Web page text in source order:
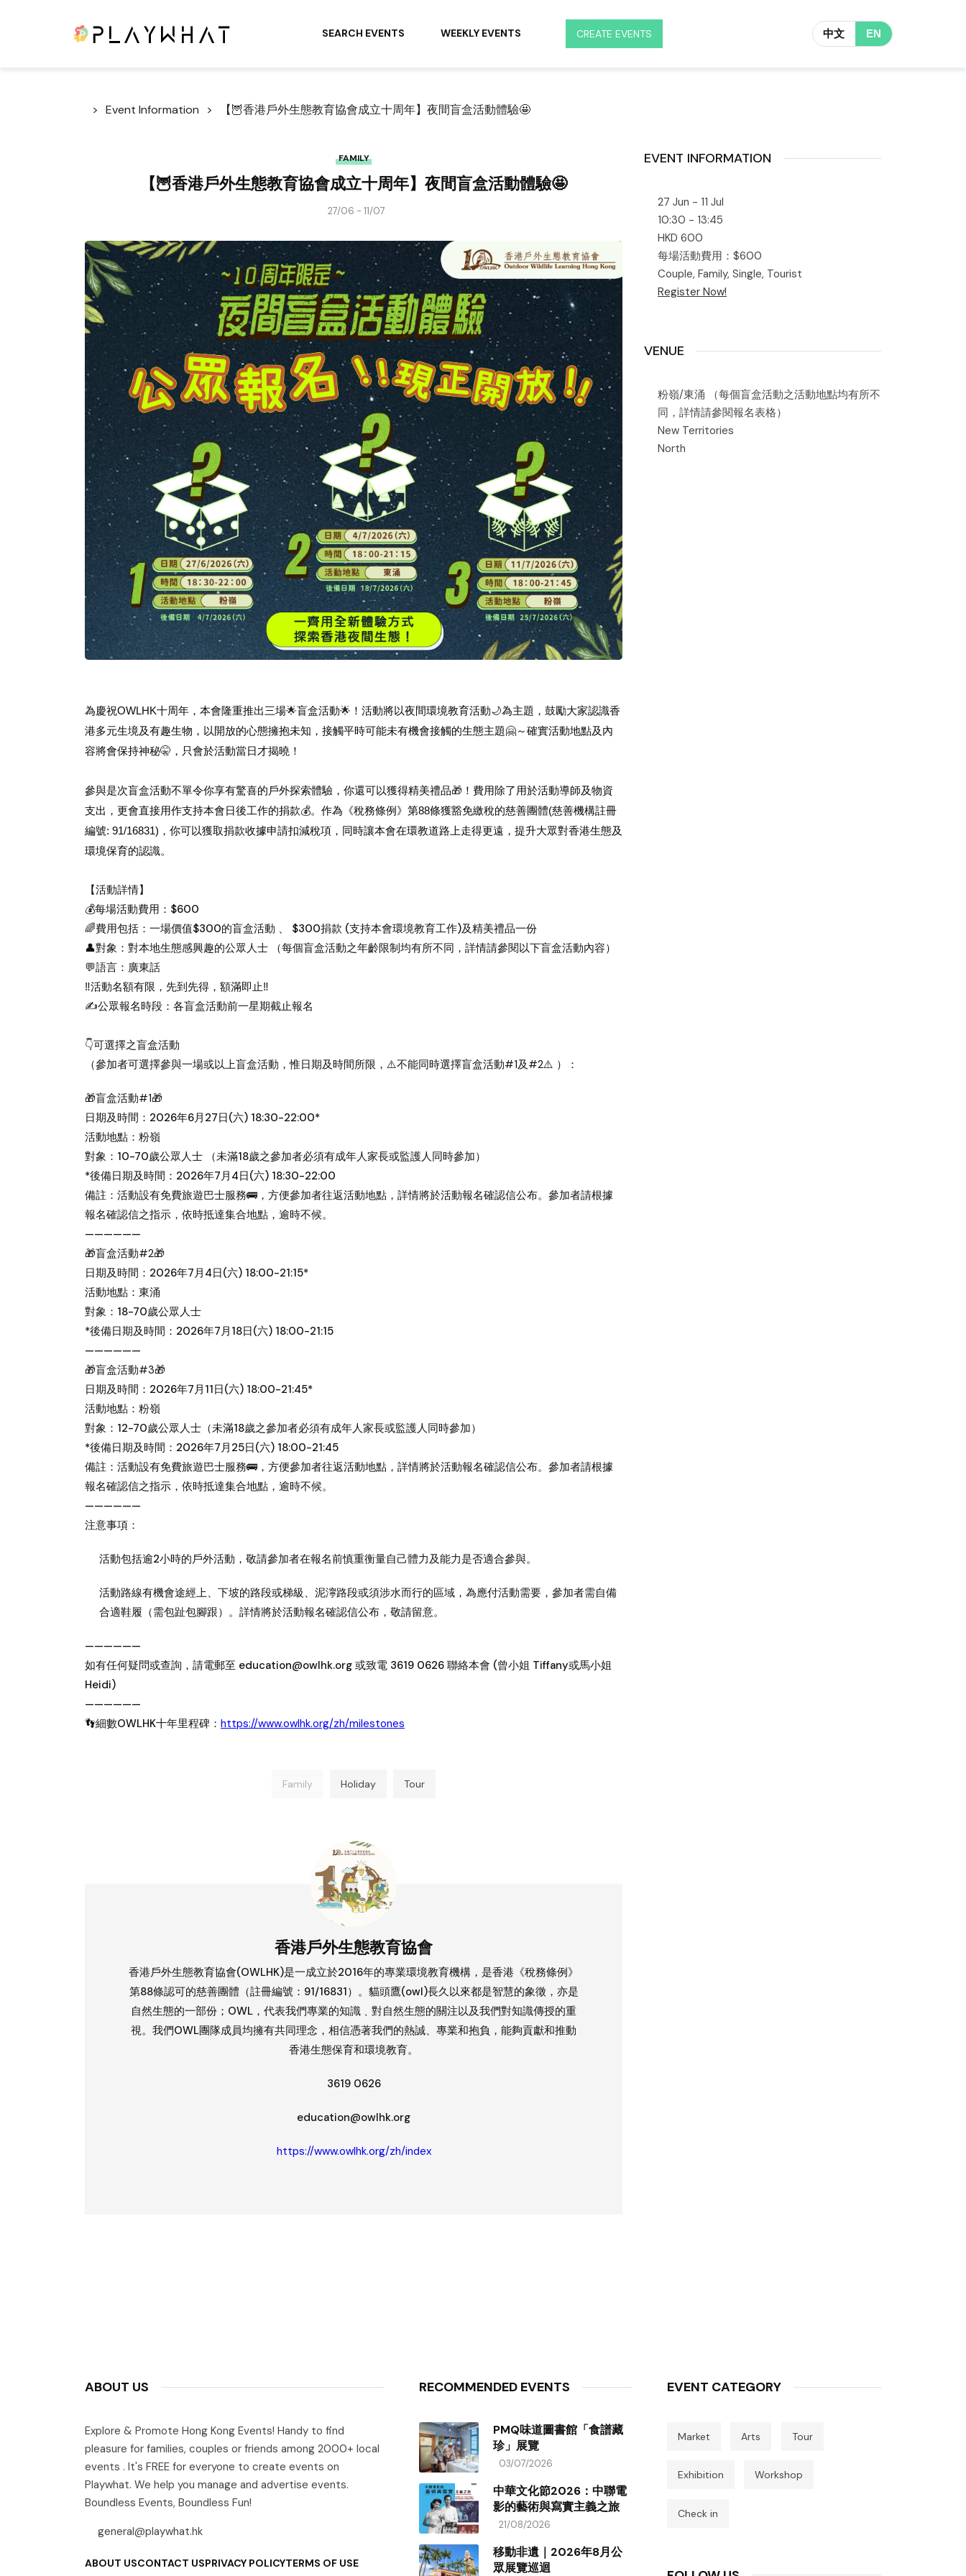
SEARCH EVENTS WEEKLY EVENTS CREATE EVENTS 中文 EN
Event Information 【🦉香港戶外生態教育協會成立十周年】夜間盲盒活動體驗🤩
FAMILY
【🦉香港戶外生態教育協會成立十周年】夜間盲盒活動體驗🤩
27/06 - 11/07
為慶祝OWLHK十周年，本會隆重推出三場🌟盲盒活動🌟 ！活動將以夜間環境教育活動🌙為主題，鼓勵大家認識香
港多元生境及有趣生物，以開放的心態擁抱未知，接觸平時可能未有機會接觸的生態主題🤗～確實活動地點及內
容將會保持神秘🤫 ，只會於活動當日才揭曉！
參與是次盲盒活動不單令你享有驚喜的戶外探索體驗，你還可以獲得精美禮品🎁 ！費用除了用於活動導師及物資
支出，更會直接用作支持本會日後工作的捐款💰。作為《稅務條例》第88條獲豁免繳稅的慈善團體(慈善機構註冊
編號: 91/16831)，你可以獲取捐款收據申請扣減稅項，同時讓本會在環教道路上走得更遠，提升大眾對香港生態及
環境保育的認識。
【活動詳情】
💰每場活動費用：$600
🌈費用包括：一場價值$300的盲盒活動 、 $300捐款 (支持本會環境教育工作)及精美禮品一份
👤對象：對本地生態感興趣的公眾人士 （每個盲盒活動之年齡限制均有所不同，詳情請參閱以下盲盒活動內容）
💬語言：廣東話
‼️活動名額有限，先到先得，額滿即止‼️
✍️公眾報名時段：各盲盒活動前一星期截止報名
👇可選擇之盲盒活動
（參加者可選擇參與一場或以上盲盒活動，惟日期及時間所限， ⚠️不能同時選擇盲盒活動#1及#2⚠️ ）：
🎁盲盒活動#1🎁
日期及時間：2026年6月27日(六) 18:30-22:00*
活動地點：粉嶺
對象：10-70歲公眾人士 （未滿18歲之參加者必須有成年人家長或監護人同時參加）
*後備日期及時間：2026年7月4日(六) 18:30-22:00
備註：活動設有免費旅遊巴士服務🚌，方便參加者往返活動地點，詳情將於活動報名確認信公布。參加者請根據
報名確認信之指示，依時抵達集合地點，逾時不候。
——————
🎁盲盒活動#2🎁
日期及時間：2026年7月4日(六) 18:00-21:15*
活動地點：東涌
對象：18-70歲公眾人士
*後備日期及時間：2026年7月18日(六) 18:00-21:15
——————
🎁盲盒活動#3🎁
日期及時間：2026年7月11日(六) 18:00-21:45*
活動地點：粉嶺
對象：12-70歲公眾人士（未滿18歲之參加者必須有成年人家長或監護人同時參加）
*後備日期及時間：2026年7月25日(六) 18:00-21:45
備註：活動設有免費旅遊巴士服務🚌，方便參加者往返活動地點，詳情將於活動報名確認信公布。參加者請根據
報名確認信之指示，依時抵達集合地點，逾時不候。
——————
注意事項：
活動包括逾2小時的戶外活動，敬請參加者在報名前慎重衡量自己體力及能力是否適合參與。
活動路線有機會途經上、下坡的路段或梯級、泥濘路段或須涉水而行的區域，為應付活動需要，參加者需自備
合適鞋履（需包趾包腳跟）。詳情將於活動報名確認信公布，敬請留意。
——————
如有任何疑問或查詢，請電郵至 education@owlhk.org 或致電 3619 0626 聯絡本會 (曾小姐 Tiffany或馬小姐
Heidi)
——————
👣細數OWLHK十年里程碑： https://www.owlhk.org/zh/milestones
Family Holiday Tour
香港戶外生態教育協會
香港戶外生態教育協會(OWLHK)是一成立於2016年的專業環境教育機構，是香港《稅務條例》
第88條認可的慈善團體（註冊編號：91/16831）。貓頭鷹(owl)長久以來都是智慧的象徵，亦是
自然生態的一部份；OWL，代表我們專業的知識﹑對自然生態的關注以及我們對知識傳授的重
視。我們OWL團隊成員均擁有共同理念，相信憑著我們的熱誠、專業和抱負，能夠貢獻和推動
香港生態保育和環境教育。
3619 0626
education@owlhk.org
https://www.owlhk.org/zh/index
EVENT INFORMATION
27 Jun - 11 Jul
10:30 - 13:45
HKD 600
每場活動費用：$600
Couple, Family, Single, Tourist
Register Now!
VENUE
粉嶺/東涌 （每個盲盒活動之活動地點均有所不
同，詳情請參閱報名表格）
New Territories
North
ABOUT US
Explore & Promote Hong Kong Events! Handy to find
pleasure for families, couples or friends among 2000+ local
events . It's FREE for everyone to create events on
Playwhat. We help you manage and advertise events.
Boundless Events, Boundless Fun!
general@playwhat.hk
ABOUT USCONTACT USPRIVACY POLICYTERMS OF USE
RECOMMENDED EVENTS
PMQ味道圖書館「食譜藏
珍」展覽
03/07/2026
中華文化節2026：中聯電
影的藝術與寫實主義之旅
21/08/2026
移動非遺｜2026年8月公
眾展覽巡迴
EVENT CATEGORY
Market Arts Tour
Exhibition Workshop
Check in